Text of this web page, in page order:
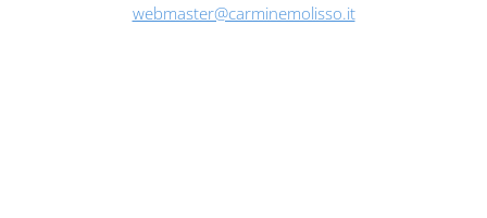
webmaster@carminemolisso.it